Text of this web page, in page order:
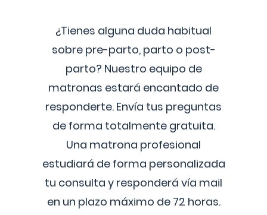
¿Tienes alguna duda habitual
sobre pre-parto, parto o post-
parto? Nuestro equipo de
matronas estará encantado de
responderte. Envía tus preguntas
de forma totalmente gratuita.
Una matrona profesional
estudiará de forma personalizada
tu consulta y responderá vía mail
en un plazo máximo de 72 horas.